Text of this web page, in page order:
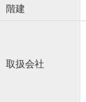
階建
取扱会社